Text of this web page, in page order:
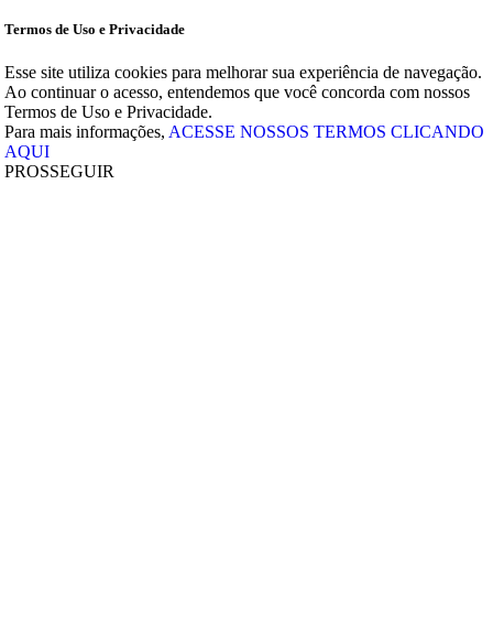
Termos de Uso e Privacidade
Esse site utiliza cookies para melhorar sua experiência de navegação.
Ao continuar o acesso, entendemos que você concorda com nossos
Termos de Uso e Privacidade.
Para mais informações, ACESSE NOSSOS TERMOS CLICANDO
AQUI
PROSSEGUIR